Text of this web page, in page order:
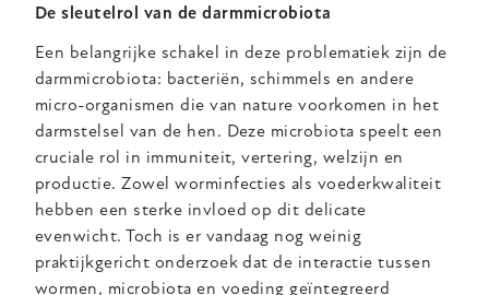
De sleutelrol van de darmmicrobiota
Een belangrijke schakel in deze problematiek zijn de
darmmicrobiota: bacteriën, schimmels en andere
micro-organismen die van nature voorkomen in het
darmstelsel van de hen. Deze microbiota speelt een
cruciale rol in immuniteit, vertering, welzijn en
productie. Zowel worminfecties als voederkwaliteit
hebben een sterke invloed op dit delicate
evenwicht. Toch is er vandaag nog weinig
praktijkgericht onderzoek dat de interactie tussen
wormen, microbiota en voeding geïntegreerd